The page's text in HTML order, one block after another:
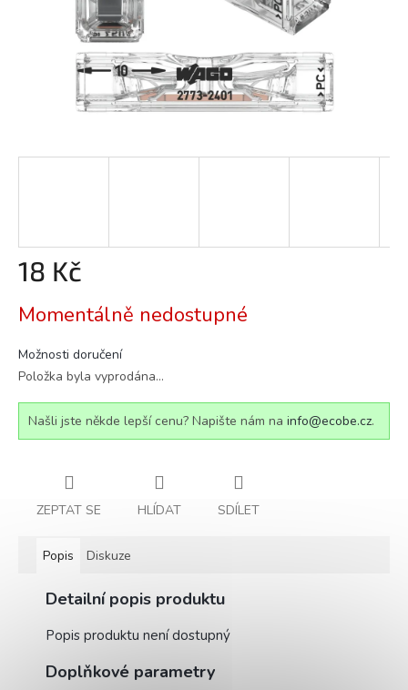
18 Kč
cena:
Momentálně nedostupné
Možnosti doručení
Položka byla vyprodána…
Našli jste někde lepší cenu? Napište nám na info@ecobe.cz.
ZEPTAT SE HLÍDAT SDÍLET
Popis Diskuze
Detailní popis produktu
Popis produktu není dostupný
Doplňkové parametry